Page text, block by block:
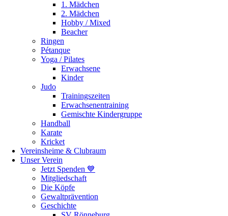
1. Mädchen
2. Mädchen
Hobby / Mixed
Beacher
Ringen
Pétanque
Yoga / Pilates
Erwachsene
Kinder
Judo
Trainingszeiten
Erwachsenentraining
Gemischte Kindergruppe
Handball
Karate
Kricket
Vereinsheime & Clubraum
Unser Verein
Jetzt Spenden 💙
Mitgliedschaft
Die Köpfe
Gewaltprävention
Geschichte